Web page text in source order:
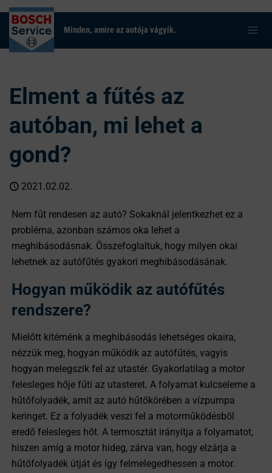
Minden, amire az autója vágyik.
Elment a fűtés az
autóban, mi lehet a
gond?
2021.02.02.
Nem fűt rendesen az autó? Sokaknál jelentkezhet ez a
probléma, azonban számos oka lehet a
meghibásodásnak. Összefoglaltuk, hogy milyen okai
lehetnek az autófűtés gyakori meghibásodásának.
Hogyan működik az autófűtés
rendszere?
Mielőtt kitérnénk a meghibásodás lehetséges okaira,
nézzük meg, hogyan működik az autófűtés, vagyis
hogyan melegszik fel az utastér. Gyakorlatilag a motor
felesleges hője fűti az utasteret. A folyamat kulcseleme a
hűtőfolyadék, amit az autó hűtőkörében a vízpumpa
keringet. Ez a folyadék veszi fel a motorműködésből
eredő felesleges hőt. A termosztát irányítja a folyamatot,
hiszen amíg a motor hideg, zárva van, hogy elzárja a
hűtőfolyadék útját és így felmelegedhessen a motor.